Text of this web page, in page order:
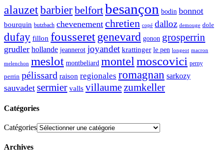
alauzetbarbierbelfortbesançon bodin bonnot
bourquin butzbach chevenement chretien copé dalloz demouge dole
dufay fillon fousseretgenevard gonon grosperrin
grudler hollande jeannerot joyandet krattinger le pen longeot macron
melenchon meslot montbeliard montel moscovici perny
perrin pélissard raison regionales romagnan sarkozy
sauvadet sermier valls villaume zumkeller
Catégories
Catégories
Archives